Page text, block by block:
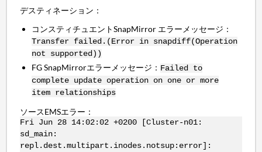
デスティネーション：
コンスティチュエントSnapMirror エラーメッセージ：
Transfer failed.(Error in snapdiff(Operation
not supported))
FG SnapMirrorエラーメッセージ： Failed to
complete update operation on one or more
item relationships
ソースEMSエラー：
Fri Jun 28 14:02:02 +0200 [Cluster-n01:
sd_main:
repl.dest.multipart.inodes.notsup:error]: